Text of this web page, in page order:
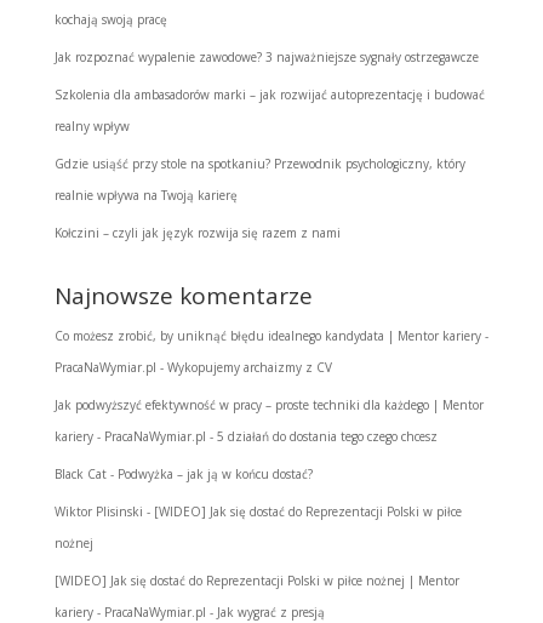
kochają swoją pracę
Jak rozpoznać wypalenie zawodowe? 3 najważniejsze sygnały ostrzegawcze
Szkolenia dla ambasadorów marki – jak rozwijać autoprezentację i budować
realny wpływ
Gdzie usiąść przy stole na spotkaniu? Przewodnik psychologiczny, który
realnie wpływa na Twoją karierę
Kołczini – czyli jak język rozwija się razem z nami
Najnowsze komentarze
Co możesz zrobić, by uniknąć błędu idealnego kandydata | Mentor kariery -
PracaNaWymiar.pl - Wykopujemy archaizmy z CV
Jak podwyższyć efektywność w pracy – proste techniki dla każdego | Mentor
kariery - PracaNaWymiar.pl - 5 działań do dostania tego czego chcesz
Black Cat- Podwyżka – jak ją w końcu dostać?
Wiktor Plisinski - [WIDEO] Jak się dostać do Reprezentacji Polski w piłce
nożnej
[WIDEO] Jak się dostać do Reprezentacji Polski w piłce nożnej | Mentor
kariery - PracaNaWymiar.pl - Jak wygrać z presją